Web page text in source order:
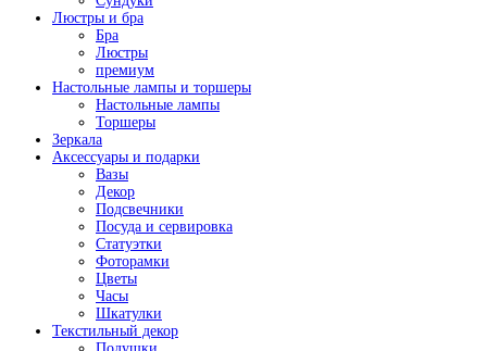
Люстры и бра
Бра
Люстры
премиум
Настольные лампы и торшеры
Настольные лампы
Торшеры
Зеркала
Аксессуары и подарки
Вазы
Декор
Подсвечники
Посуда и сервировка
Статуэтки
Фоторамки
Цветы
Часы
Шкатулки
Текстильный декор